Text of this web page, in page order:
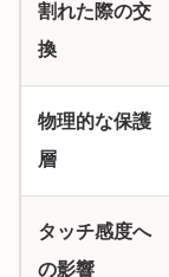
割れた際の交
換
物理的な保護
層
タッチ感度へ
の影響